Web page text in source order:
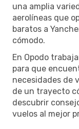
una amplia
aerolíneas que
baratos a
cómodo.
En Opodo
para que
necesidades de
de un trayecto
descubrir
vuelos al mejor